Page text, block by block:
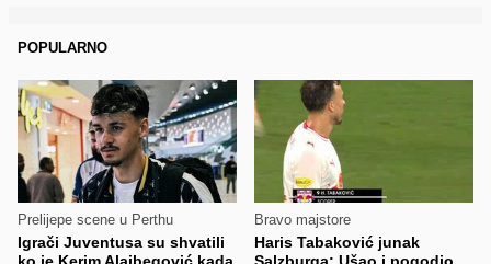
POPULARNO
Prelijepe scene u Perthu
Igrači Juventusa su shvatili
Bravo majstore
Haris Tabaković junak